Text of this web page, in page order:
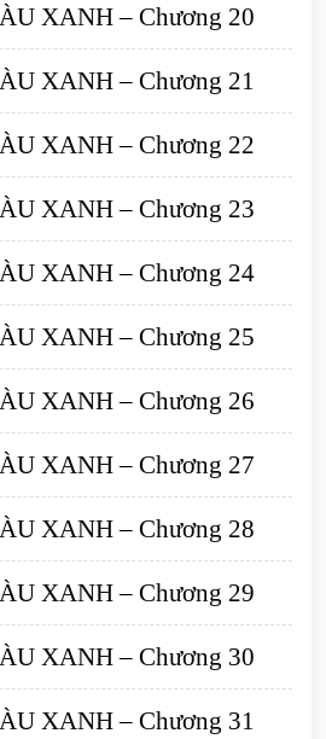
XANH – Chương 20
XANH – Chương 21
XANH – Chương 22
XANH – Chương 23
XANH – Chương 24
XANH – Chương 25
XANH – Chương 26
XANH – Chương 27
XANH – Chương 28
XANH – Chương 29
XANH – Chương 30
XANH – Chương 31